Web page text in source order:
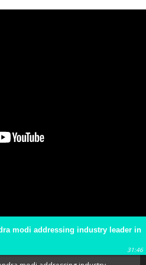
modi addressing industry leader in
31:46